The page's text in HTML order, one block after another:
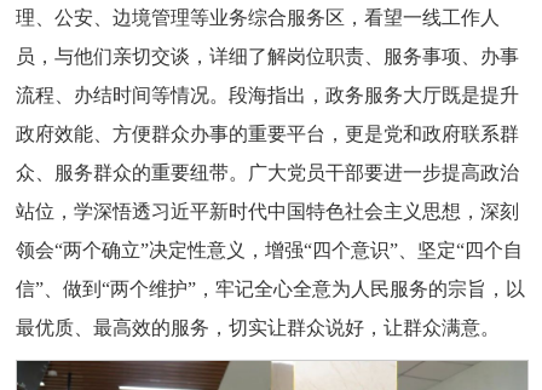
理、公安、边境管理等业务综合服务区，看望一线工作人
员，与他们亲切交谈，详细了解岗位职责、服务事项、办事
流程、办结时间等情况。段海指出，政务服务大厅既是提升
政府效能、方便群众办事的重要平台，更是党和政府联系群
众、服务群众的重要纽带。广大党员干部要进一步提高政治
站位，学深悟透习近平新时代中国特色社会主义思想，深刻
领会“两个确立”决定性意义，增强“四个意识”、坚定“四个自
信”、做到“两个维护”，牢记全心全意为人民服务的宗旨，以
最优质、最高效的服务，切实让群众说好，让群众满意。